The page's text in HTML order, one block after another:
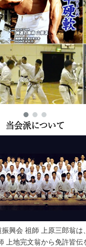
当会派について
興会 祖師 上原三郎翁は
上地完文翁から免許皆伝